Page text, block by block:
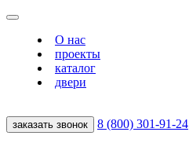
О нас
проекты
каталог
двери
заказать звонок 8 (800) 301‑91‑24